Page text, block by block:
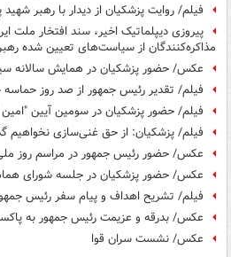
فیلم/ روایت پزشکیان از دیدار با رهبر
پیروزی دیپلماتیک اخیر، سند افتخار ملت
مذاکره‌کنندگان از سیاست‌های تعیین شده
عکس/ حضور پزشکیان در همایش سالانه
فیلم/ تقدیر رئیس جمهور از صد روز حماسه
فیلم/ حضور پزشکیان در سومین آیین "امین
فیلم/ پزشکیان: از حق غنی‌سازی نخواهیم
عکس/ حضور رئیس جمهور در مراسم روز
عکس/ حضور پزشکیان در جلسه شورای
فیلم/ تشریح اهداف و پیام سفر رئیس
عکس/ بدرقه و عزیمت رئیس جمهور به
عکس/ نشست سران قوا